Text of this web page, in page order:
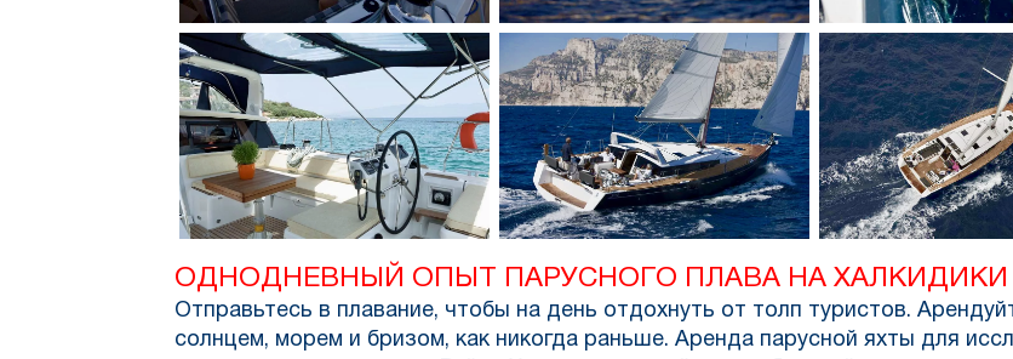
ОДНОДНЕВНЫЙ ОПЫТ ПАРУСНОГО ПЛАВА НА ХАЛКИДИКИ
Отправьтесь в плавание, чтобы на день отдохнуть от толп туристов.
солнцем, морем и бризом, как никогда раньше. Аренда парусной яхты для